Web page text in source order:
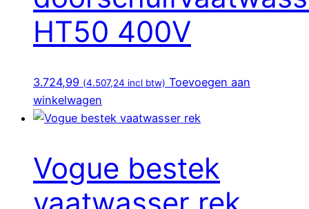
HT50 400V
3.724,99 (4.507,24 incl btw) Toevoegen aan
winkelwagen
Vogue bestek